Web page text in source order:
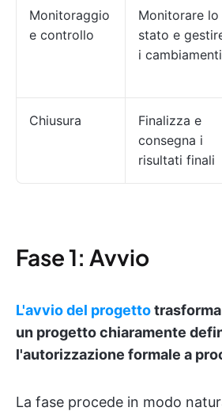
Monitoraggio
e controllo
Monitorare lo
stato e
i cambiamenti
Chiusura
Finalizza e
consegna i
risultati finali
Fase 1: Avvio
L'avvio del progetto
un progetto chiaramente
l'autorizzazione formale a
La fase procede in modo